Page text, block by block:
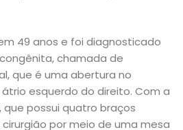
49 anos e foi diagnosticado
chamada de
que é uma abertura no
esquerdo do direito. Com a
que possui quatro braços
por meio de uma mesa